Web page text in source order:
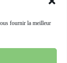
fournir la meilleur